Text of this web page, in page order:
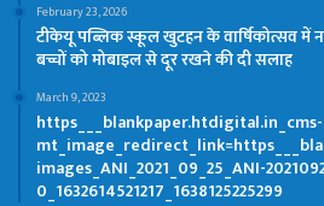
February 23, 2026
टीकेयू पब्लिक स्कूल खुटहन के वार्षिकोत्सव में
बच्चों को मोबाइल से दूर रखने की दी सलाह
March 9, 2023
images_ANI_2021_09_25_ANI-
0_1632614521217_1638125225299